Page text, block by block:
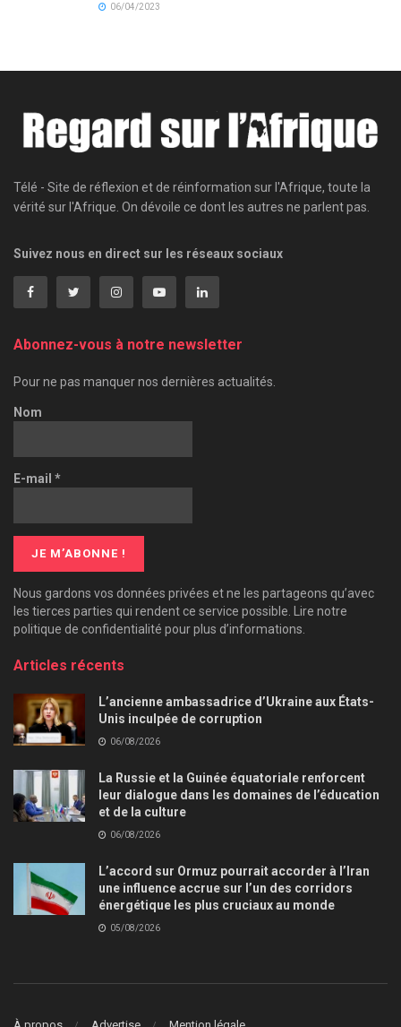
06/04/2023
Télé - Site de réflexion et de réinformation sur l'Afrique, toute la
vérité sur l'Afrique. On dévoile ce dont les autres ne parlent pas.
Suivez nous en direct sur les réseaux sociaux
Abonnez-vous à notre newsletter
Pour ne pas manquer nos dernières actualités.
Nom
E-mail *
Nous gardons vos données privées et ne les partageons qu’avec
les tierces parties qui rendent ce service possible. Lire notre
politique de confidentialité pour plus d’informations.
Articles récents
L’ancienne ambassadrice d’Ukraine aux États-
Unis inculpée de corruption
06/08/2026
La Russie et la Guinée équatoriale renforcent
leur dialogue dans les domaines de l’éducation
et de la culture
06/08/2026
L’accord sur Ormuz pourrait accorder à l’Iran
une influence accrue sur l’un des corridors
énergétique les plus cruciaux au monde
05/08/2026